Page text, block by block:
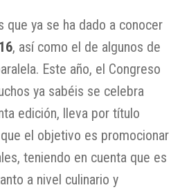
ya se ha dado a conocer
, así como el de algunos de
Este año, el Congreso
ya sabéis se celebra
edición, lleva por título
el objetivo es promocionar
teniendo en cuenta que es
a nivel culinario y